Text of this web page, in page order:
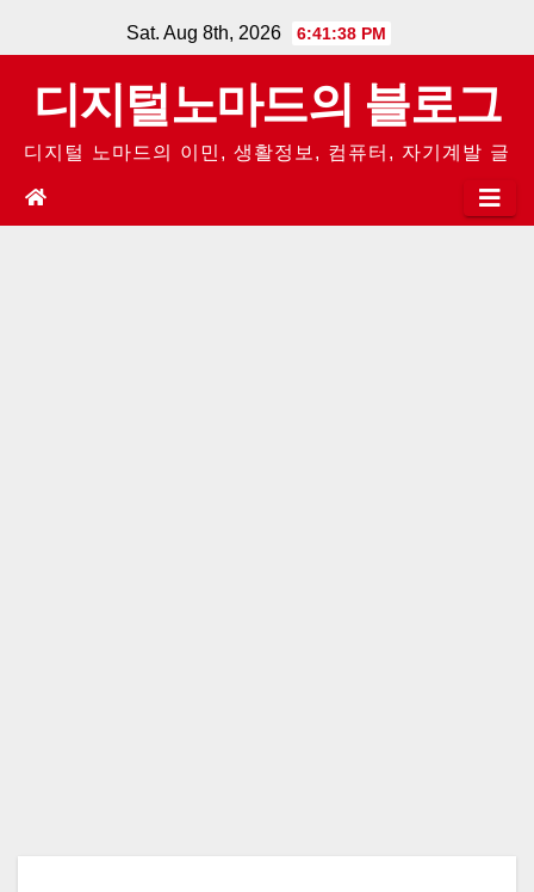
to
content
Sat. Aug 8th, 2026 6:41:39 PM
디지털노마드의 블로그
디지털 노마드의 이민, 생활정보, 컴퓨터, 자기계발 글